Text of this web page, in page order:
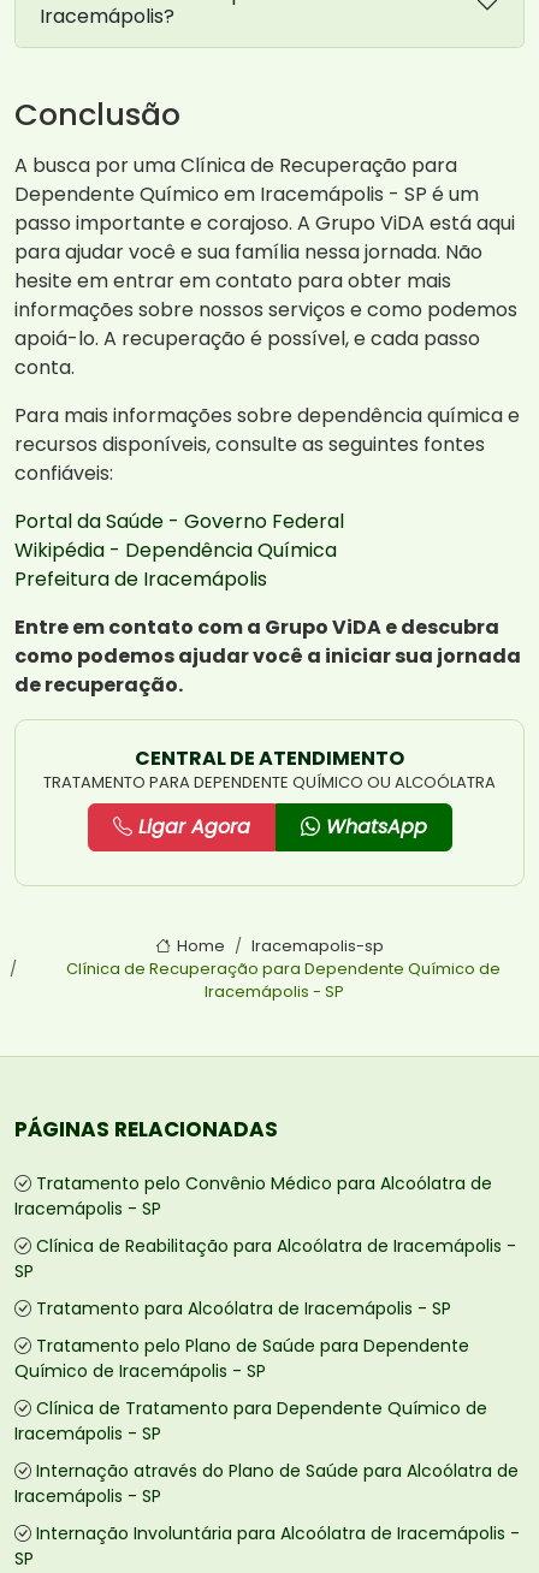
Iracemápolis?
Conclusão
A busca por uma Clínica de Recuperação para
Dependente Químico em Iracemápolis - SP é um
passo importante e corajoso. A Grupo ViDA está aqui
para ajudar você e sua família nessa jornada. Não
hesite em entrar em contato para obter mais
informações sobre nossos serviços e como podemos
apoiá-lo. A recuperação é possível, e cada passo
conta.
Para mais informações sobre dependência química e
recursos disponíveis, consulte as seguintes fontes
confiáveis:
Portal da Saúde - Governo Federal
Wikipédia - Dependência Química
Prefeitura de Iracemápolis
Entre em contato com a Grupo ViDA e descubra
como podemos ajudar você a iniciar sua jornada
de recuperação.
CENTRAL DE ATENDIMENTO
TRATAMENTO PARA DEPENDENTE QUÍMICO OU ALCOÓLATRA
Ligar Agora WhatsApp
Home
Iracemapolis-sp
Clínica de Recuperação para Dependente Químico de
Iracemápolis - SP
PÁGINAS RELACIONADAS
Tratamento pelo Convênio Médico para Alcoólatra de
Iracemápolis - SP
Clínica de Reabilitação para Alcoólatra de Iracemápolis -
SP
Tratamento para Alcoólatra de Iracemápolis - SP
Tratamento pelo Plano de Saúde para Dependente
Químico de Iracemápolis - SP
Clínica de Tratamento para Dependente Químico de
Iracemápolis - SP
Internação através do Plano de Saúde para Alcoólatra de
Iracemápolis - SP
Internação Involuntária para Alcoólatra de Iracemápolis -
SP